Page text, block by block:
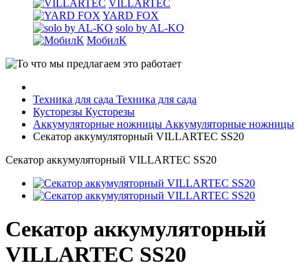
VILLARTEC
YARD FOX
solo by AL-KO
МобилК
Техника для сада Техника для сада
Кусторезы Кусторезы
Аккумуляторные ножницы Аккумуляторные ножницы
Секатор аккумуляторный VILLARTEC SS20
Секатор аккумуляторный VILLARTEC SS20
Секатор аккумуляторный
VILLARTEC SS20